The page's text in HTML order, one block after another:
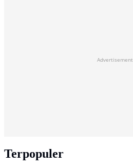
Advertisement
Terpopuler